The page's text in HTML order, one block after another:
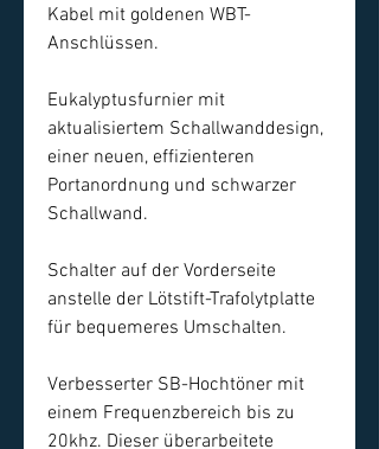
Kabel mit goldenen WBT-
Anschlüssen.
Eukalyptusfurnier mit
aktualisiertem Schallwanddesign,
einer neuen, effizienteren
Portanordnung und schwarzer
Schallwand.
Schalter auf der Vorderseite
anstelle der Lötstift-Trafolytplatte
für bequemeres Umschalten.
Verbesserter SB-Hochtöner mit
einem Frequenzbereich bis zu
20khz. Dieser überarbeitete